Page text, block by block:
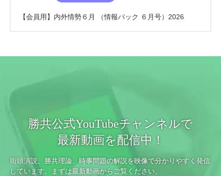
【会員用】内外情勢６月 （情報パック ６月号）2026
勝共公式YouTubeチャンネルで
最新動画を配信中！
街頭演説、勝共理論、時事問題の解説を映像で分かりやすく発信
しています。まずは最新動画からご覧ください。